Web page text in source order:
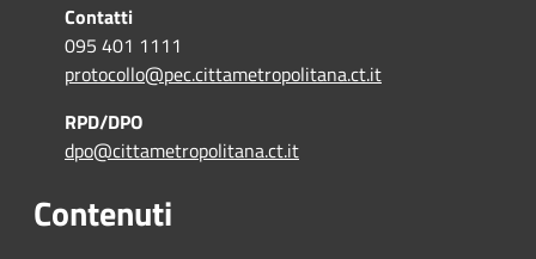
Contatti
095 401 1111
protocollo@pec.cittametropolitana.ct.it
RPD/DPO
dpo@cittametropolitana.ct.it
Contenuti